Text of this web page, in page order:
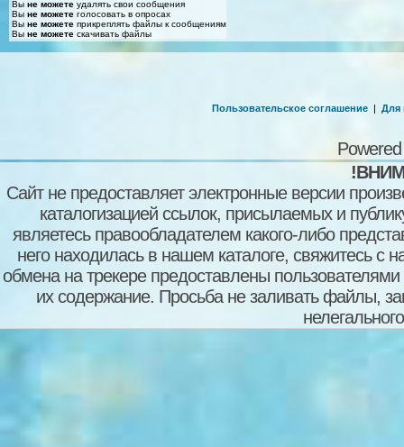
Вы не можете удалять свои сообщения
Вы не можете голосовать в опросах
Вы не можете прикреплять файлы к сообщениям
Вы не можете скачивать файлы
Пользовательское соглашение | Для
Сайт не предоставляет электронные версии
каталогизацией ссылок, присылаемых и
являетесь правообладателем какого-либо
него находилась в нашем каталоге, свяжитесь
обмена на трекере предоставлены пользователями
их содержание. Просьба не заливать файлы,